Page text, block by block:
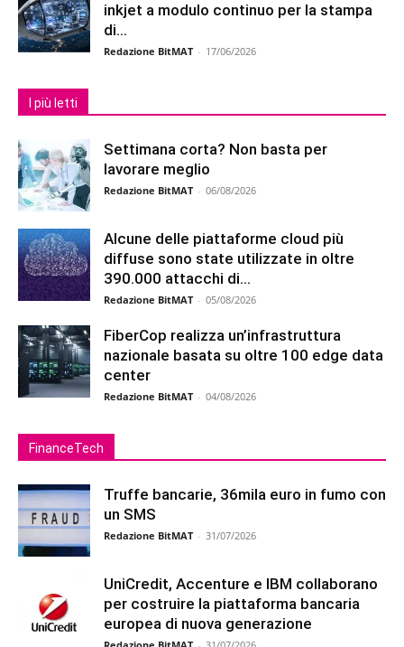
inkjet a modulo continuo per la stampa
di...
Redazione BitMAT - 17/06/2026
I più letti
Settimana corta? Non basta per
lavorare meglio
Redazione BitMAT - 06/08/2026
Alcune delle piattaforme cloud più
diffuse sono state utilizzate in oltre
390.000 attacchi di...
Redazione BitMAT - 05/08/2026
FiberCop realizza un’infrastruttura
nazionale basata su oltre 100 edge data
center
Redazione BitMAT - 04/08/2026
FinanceTech
Truffe bancarie, 36mila euro in fumo con
un SMS
Redazione BitMAT - 31/07/2026
UniCredit, Accenture e IBM collaborano
per costruire la piattaforma bancaria
europea di nuova generazione